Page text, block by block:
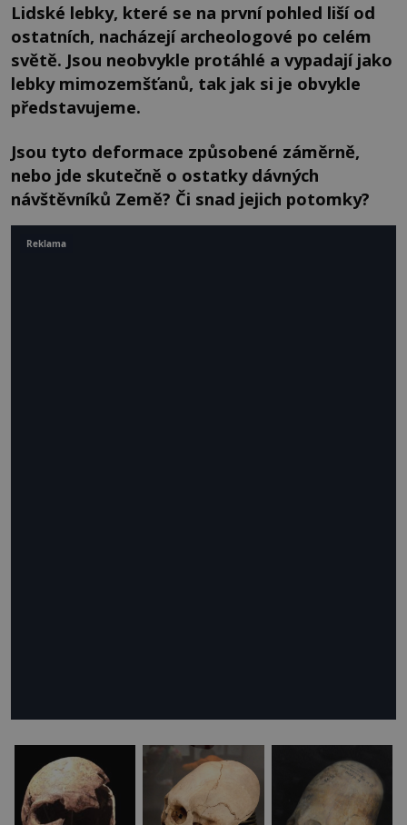
Lidské lebky, které se na první pohled liší od
ostatních, nacházejí archeologové po celém
světě. Jsou neobvykle protáhlé a vypadají jako
lebky mimozemšťanů, tak jak si je obvykle
představujeme.
Jsou tyto deformace způsobené záměrně,
nebo jde skutečně o ostatky dávných
návštěvníků Země? Či snad jejich potomky?
Reklama